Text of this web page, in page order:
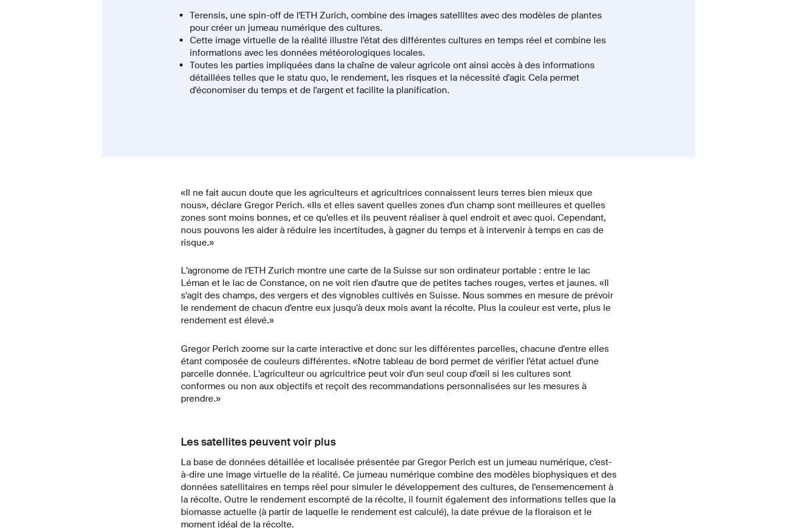
Terensis, une spin-off de l'ETH Zurich, combine des images satellites avec des modèles de plantes
pour créer un jumeau numérique des cultures.
Cette image virtuelle de la réalité illustre l'état des différentes cultures en temps réel et combine les
informations avec les données météorologiques locales.
Toutes les parties impliquées dans la chaîne de valeur agricole ont ainsi accès à des informations
détaillées telles que le statu quo, le rendement, les risques et la nécessité d'agir. Cela permet
d'économiser du temps et de l'argent et facilite la planification.
«Il ne fait aucun doute que les agriculteurs et agricultrices connaissent leurs terres bien mieux que
nous», déclare Gregor Perich. «Ils et elles savent quelles zones d'un champ sont meilleures et quelles
zones sont moins bonnes, et ce qu'elles et ils peuvent réaliser à quel endroit et avec quoi. Cependant,
nous pouvons les aider à réduire les incertitudes, à gagner du temps et à intervenir à temps en cas de
risque.»
L'agronome de l'ETH Zurich montre une carte de la Suisse sur son ordinateur portable : entre le lac
Léman et le lac de Constance, on ne voit rien d'autre que de petites taches rouges, vertes et jaunes. «Il
s'agit des champs, des vergers et des vignobles cultivés en Suisse. Nous sommes en mesure de prévoir
le rendement de chacun d'entre eux jusqu'à deux mois avant la récolte. Plus la couleur est verte, plus le
rendement est élevé.»
Gregor Perich zoome sur la carte interactive et donc sur les différentes parcelles, chacune d'entre elles
étant composée de couleurs différentes. «Notre tableau de bord permet de vérifier l'état actuel d'une
parcelle donnée. L'agriculteur ou agricultrice peut voir d'un seul coup d'œil si les cultures sont
conformes ou non aux objectifs et reçoit des recommandations personnalisées sur les mesures à
prendre.»
Les satellites peuvent voir plus
La base de données détaillée et localisée présentée par Gregor Perich est un jumeau numérique, c'est-
à-dire une image virtuelle de la réalité. Ce jumeau numérique combine des modèles biophysiques et des
données satellitaires en temps réel pour simuler le développement des cultures, de l'ensemencement à
la récolte. Outre le rendement escompté de la récolte, il fournit également des informations telles que la
biomasse actuelle (à partir de laquelle le rendement est calculé), la date prévue de la floraison et le
moment idéal de la récolte.